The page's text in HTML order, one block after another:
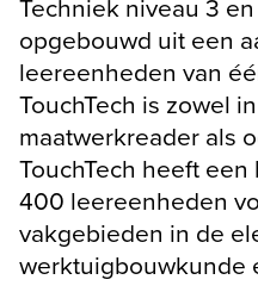
Techniek niveau 3
opgebouwd uit een
leereenheden van
TouchTech is zowel
maatwerkreader als
TouchTech heeft
400 leereenheden
vakgebieden in de
werktuigbouwkunde